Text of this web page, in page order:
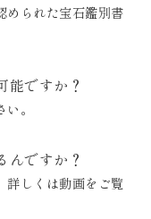
められた宝石鑑別書
能ですか？
。
んですか？
詳しくは動画をご覧